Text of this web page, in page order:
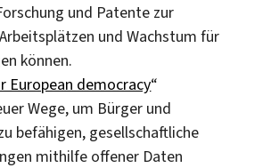
und Patente zur
und Wachstum für
können.
European democracy“
Wege, um Bürger und
befähigen, gesellschaftliche
mithilfe offener Daten